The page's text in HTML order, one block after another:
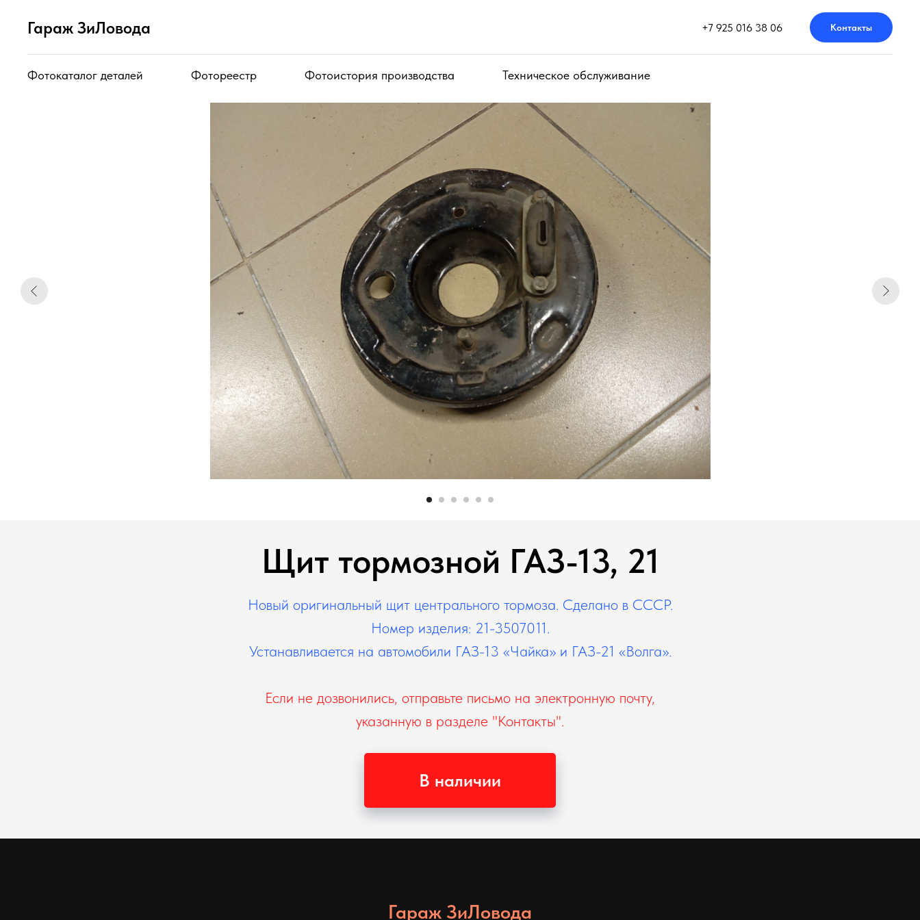
Гараж ЗиЛовода +7 925 016 38 06 Контакты
Фотокаталог деталей Фотореестр Фотоистория производства Техническое обслуживание
Щит тормозной ГАЗ-13, 21
Новый оригинальный щит центрального тормоза. Сделано в СССР.
Номер изделия: 21-3507011.
Устанавливается на автомобили ГАЗ-13 «Чайка» и ГАЗ-21 «Волга».
Если не дозвонились, отправьте письмо на электронную почту,
указанную в разделе "Контакты".
В наличии
Гараж ЗиЛовода